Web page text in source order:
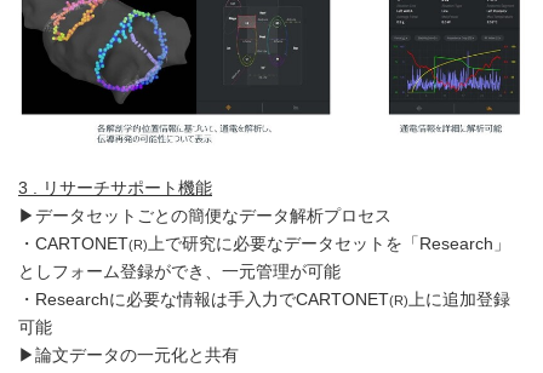
3 .
リサーチサポート機能
▶データセットごとの簡便なデータ解析プロセス
・CARTONET(R)
上で研究に必要なデータセットを「Research」
としフォーム登録ができ、一元管理が可能
・Researchに必要な情報は手入力でCARTONET(R)
上に追加登録
可能
▶論文データの一元化と共有